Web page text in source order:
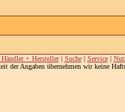
+ Hersteller| Suche| Service|
der Angaben übernehmen wir keine